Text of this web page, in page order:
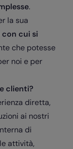
.
la sua
cui si
che potesse
noi e per
clienti?
diretta,
ai nostri
di
attività,